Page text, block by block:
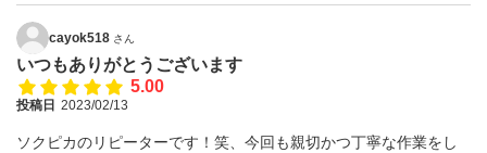
cayok518 さん
いつもありがとうございます
5.00
投稿日 2023/02/13
ソクピカのリピーターです！笑、今回も親切かつ丁寧な作業をし